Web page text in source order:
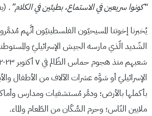
“كونوا سريعين في الاستماع، بطيئين في الكلام”.
يُخبرنا إخوتنا المسيحيّون الفلسطينيّون أنَّهم
الشّديد الّذي مارسه الجيش الإسرائيليّ
الإسرائيليّ أو شوَّه عشرات الآلاف من الأطفال
بأكملها بالأرض؛ ودمَّر مُستشفيات ومدارس
ملايين النّاس؛ وحرم السُّكّان من الطّعام والماء.